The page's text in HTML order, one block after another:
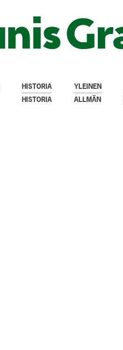
HISTORIA
HISTORIA
YLEINEN
ALLMÄN